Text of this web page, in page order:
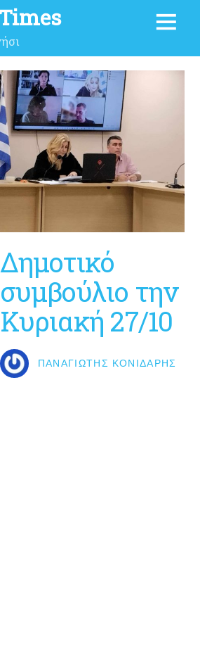
Δημοτικό
συμβούλιο την
Κυριακή 27/10
ΠΑΝΑΓΙΏΤΗΣ ΚΟΝΙΔΆΡΗΣ